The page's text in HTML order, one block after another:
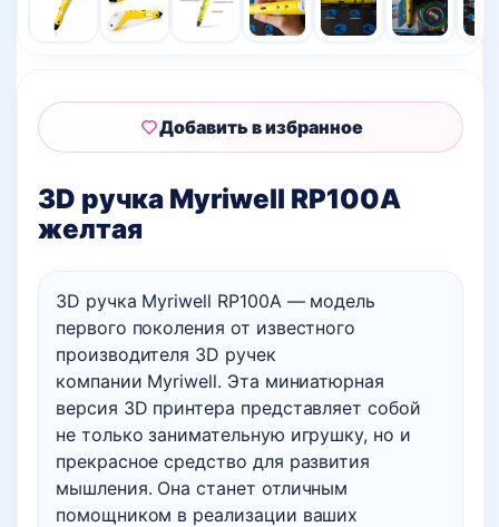
3D ручка Myriwell RP100A
желтая
3D ручка Myriwell RP100A — модель
первого поколения от известного
производителя 3D ручек
компании Myriwell. Эта миниатюрная
версия 3D принтера представляет собой
не только занимательную игрушку, но и
прекрасное средство для развития
мышления. Она станет отличным
помощником в реализации ваших
Добавить в избранное